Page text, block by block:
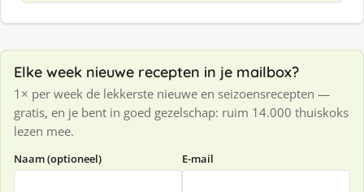
Elke week nieuwe recepten in je mailbox?
1× per week de lekkerste nieuwe en seizoensrecepten —
gratis, en je bent in goed gezelschap: ruim 14.000 thuiskoks
lezen mee.
Naam (optioneel) E-mail